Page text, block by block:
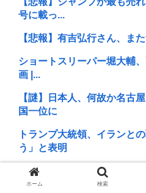
号に載っ...
【悲報】有吉弘行さん、ま
ショートスリーパー堀大輔
画 |...
【謎】日本人、何故か名古
国一位に
トランプ大統領、イランと
う」と表明
【埼玉】クルド人等の外国
議員 埼玉県...
ホーム 検索